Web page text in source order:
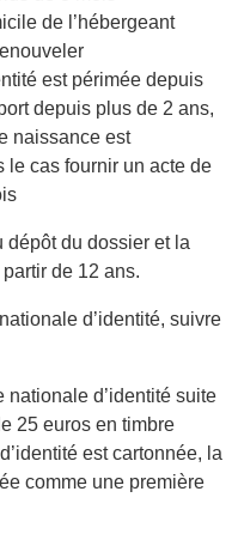
de l’hébergeant
est périmée depuis
depuis plus de 2 ans,
naissance est
le cas fournir un acte de
dépôt du dossier et la
de 12 ans.
d’identité, suivre
nationale d’identité suite
25 euros en timbre
est cartonnée, la
comme une première